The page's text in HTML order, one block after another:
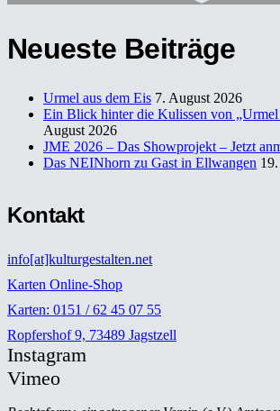
Neueste Beiträge
Urmel aus dem Eis 7. August 2026
Ein Blick hinter die Kulissen von „Urmel
August 2026
JME 2026 – Das Showprojekt – Jetzt
Das NEINhorn zu Gast in Ellwangen
Kontakt
info[at]kulturgestalten.net
Karten Online-Shop
Karten: 0151 / 62 45 07 55
Ropfershof 9, 73489 Jagstzell
Instagram
Vimeo